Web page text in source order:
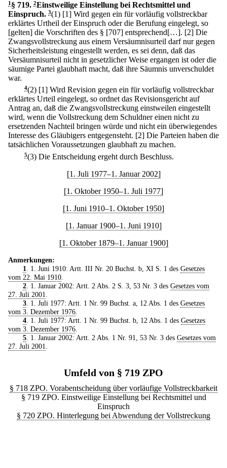
1 § 719. 2Einstweilige Einstellung bei Rechtsmittel und
Einspruch. 3(1) [1] Wird gegen ein für vorläufig vollstreckbar
erklärtes Urtheil der Einspruch oder die Berufung eingelegt, so
[gelten] die Vorschriften des § [707] entsprechend[…]. [2] Die
Zwangsvollstreckung aus einem Versäumnisurteil darf nur gegen
Sicherheitsleistung eingestellt werden, es sei denn, daß das
Versäumnisurteil nicht in gesetzlicher Weise ergangen ist oder die
säumige Partei glaubhaft macht, daß ihre Säumnis unverschuldet
war.
4(2) [1] Wird Revision gegen ein für vorläufig vollstreckbar
erklärtes Urteil eingelegt, so ordnet das Revisionsgericht auf
Antrag an, daß die Zwangsvollstreckung einstweilen eingestellt
wird, wenn die Vollstreckung dem Schuldner einen nicht zu
ersetzenden Nachteil bringen würde und nicht ein überwiegendes
Interesse des Gläubigers entgegensteht. [2] Die Parteien haben die
tatsächlichen Voraussetzungen glaubhaft zu machen.
5(3) Die Entscheidung ergeht durch Beschluss.
[1. Juli 1977–1. Januar 2002]
[1. Oktober 1950–1. Juli 1977]
[1. Juni 1910–1. Oktober 1950]
[1. Januar 1900–1. Juni 1910]
[1. Oktober 1879–1. Januar 1900]
Anmerkungen:
1
. 1. Juni 1910: Artt. III Nr. 20 Buchst. b, XI S. 1 des Gesetzes
vom 22. Mai 1910
2. 1. Januar 2002: Artt. 2 Abs. 2 S. 3, 53 Nr. 3 des Gesetzes vom
27. Juli 2001
3. 1. Juli 1977: Artt. 1 Nr. 99 Buchst. a, 12 Abs. 1 des Gesetzes
vom 3. Dezember 1976
4. 1. Juli 1977: Artt. 1 Nr. 99 Buchst. b, 12 Abs. 1 des Gesetzes
vom 3. Dezember 1976
5. 1. Januar 2002: Artt. 2 Abs. 1 Nr. 91, 53 Nr. 3 des Gesetzes vom
27. Juli 2001
Umfeld von § 719 ZPO
§ 718 ZPO. Vorabentscheidung über vorläufige Vollstreckbarkeit
§ 719 ZPO. Einstweilige Einstellung bei Rechtsmittel und
Einspruch
§ 720 ZPO. Hinterlegung bei Abwendung der Vollstreckung